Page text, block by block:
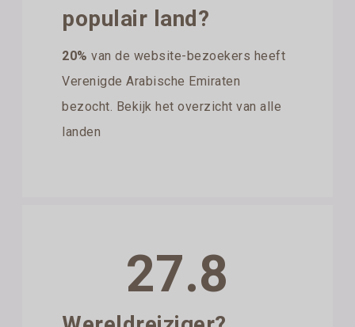
populair land?
20% van de website-bezoekers heeft
Verenigde Arabische Emiraten
bezocht. Bekijk het overzicht van alle
landen
27.8